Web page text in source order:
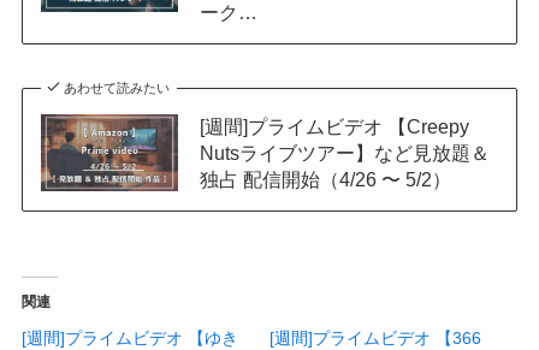
ーク…
あわせて読みたい
[週間]プライムビデオ 【Creepy
Nutsライブツアー】など見放題＆
独占 配信開始（4/26 〜 5/2）
関連
[週間]プライムビデオ 【ゆき
[週間]プライムビデオ 【366